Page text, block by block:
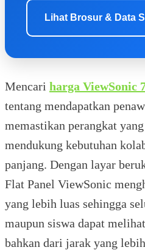
Lihat Brosur & Data
Mencari harga ViewSonic
tentang mendapatkan
memastikan perangkat
mendukung kebutuhan
panjang. Dengan layar
Flat Panel ViewSonic
yang lebih luas sehingga
maupun siswa dapat
bahkan dari jarak yang